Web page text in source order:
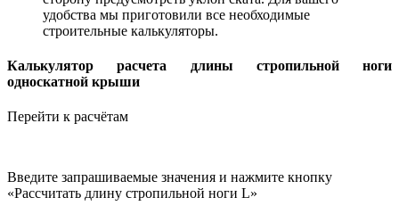
удобства мы приготовили все необходимые
строительные калькуляторы.
Калькулятор расчета длины стропильной ноги
односкатной крыши
Перейти к расчётам
Введите запрашиваемые значения и нажмите кнопку
«Рассчитать длину стропильной ноги L»